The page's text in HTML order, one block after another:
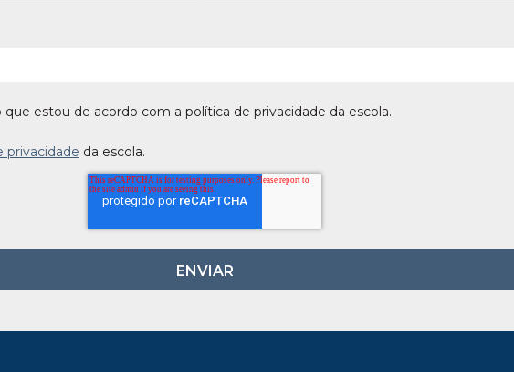
estou de acordo com a política de privacidade da escola.
privacidade da escola.